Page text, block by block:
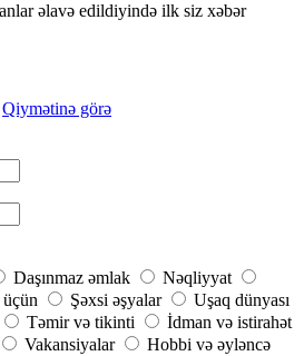
əlavə edildiyində ilk siz xəbər
Qiymətinə görə
Daşınmaz əmlak
Nəqliyyat
Şəxsi əşyalar
Uşaq dünyası
Təmir və tikinti
İdman və istirahət
Vakansiyalar
Hobbi və əyləncə